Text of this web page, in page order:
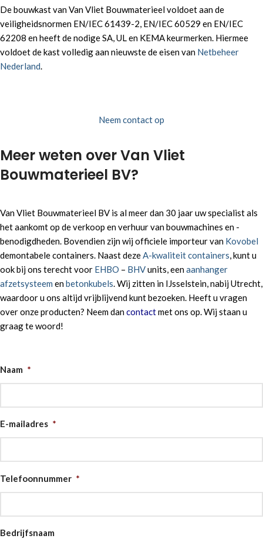
De bouwkast van Van Vliet Bouwmaterieel voldoet aan de
veiligheidsnormen EN/IEC 61439-2, EN/IEC 60529 en EN/IEC
62208 en heeft de nodige SA, UL en KEMA keurmerken. Hiermee
voldoet de kast volledig aan nieuwste de eisen van Netbeheer
Nederland.
Neem contact op
Meer weten over Van Vliet
Bouwmaterieel BV?
Van Vliet Bouwmaterieel BV is al meer dan 30 jaar uw specialist als
het aankomt op de verkoop en verhuur van bouwmachines en -
benodigdheden. Bovendien zijn wij officiele importeur van Kovobel
demontabele containers. Naast dezeA-kwaliteit containers, kunt u
ook bij ons terecht voor EHBO – BHVunits, eenaanhanger
afzetsysteem enbetonkubels. Wij zitten in IJsselstein, nabij Utrecht,
waardoor u ons altijd vrijblijvend kunt bezoeken. Heeft u vragen
over onze producten? Neem dancontactmet ons op. Wij staan u
graag te woord!
Naam *
E-mailadres *
Telefoonnummer *
Bedrijfsnaam